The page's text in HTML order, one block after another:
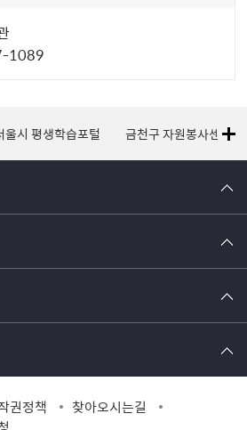
1089
울시 평생학습포털 금천구 자원봉사센터
권정책
찾아오시는길